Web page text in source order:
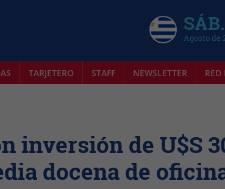
Agosto de
TARJETERO STAFF NEWSLETTER
inversión de U$S
docena de